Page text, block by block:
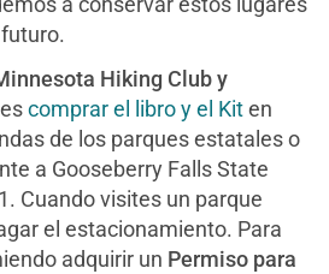
Hiking Club y
comprar el libro y el Kiten
de los parques estatales o
a Gooseberry Falls State
Cuando visites un parque
el estacionamiento. Para
adquirir un Permiso para